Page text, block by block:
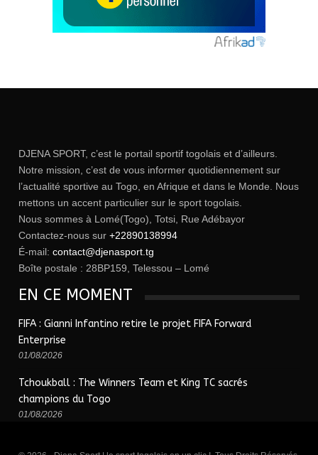
DJENA SPORT, c’est le portail sportif togolais et d’ailleurs.
Notre mission, c’est de vous informer quotidiennement sur
l’actualité sportive au Togo, en Afrique et dans le Monde. Nous
mettons un accent particulier sur le sport togolais.
Nous sommes à Lomé(Togo), Totsi, Rue Adébayor
Contactez-nous sur +22890138994
É-mail: contact@djenasport.tg
Boîte postale : 28BP159, Telessou – Lomé
EN CE MOMENT
FIFA : Gianni Infantino retire le projet FIFA Forward
Enterprise
01/08/2026
Tchoukball : The Winners Team et King TC sacrés
champions du Togo
01/08/2026